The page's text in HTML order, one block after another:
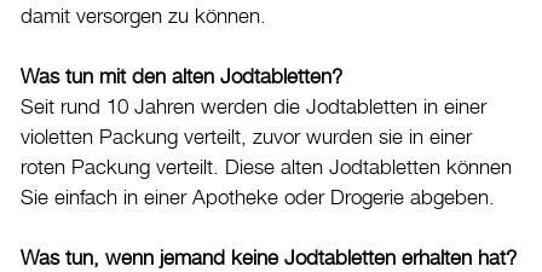
damit versorgen zu können.
Was tun mit den alten Jodtabletten?
Seit rund 10 Jahren werden die Jodtabletten in einer
violetten Packung verteilt, zuvor wurden sie in einer
roten Packung verteilt. Diese alten Jodtabletten können
Sie einfach in einer Apotheke oder Drogerie abgeben.
Was tun, wenn jemand keine Jodtabletten erhalten hat?